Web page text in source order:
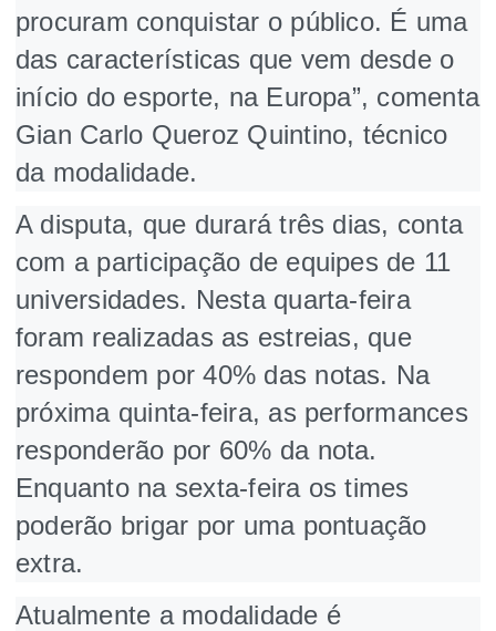
procuram conquistar o público. É uma
das características que vem desde o
início do esporte, na Europa”, comenta
Gian Carlo Queroz Quintino, técnico
da modalidade.
A disputa, que durará três dias, conta
com a participação de equipes de 11
universidades. Nesta quarta-feira
foram realizadas as estreias, que
respondem por 40% das notas. Na
próxima quinta-feira, as performances
responderão por 60% da nota.
Enquanto na sexta-feira os times
poderão brigar por uma pontuação
extra.
Atualmente a modalidade é